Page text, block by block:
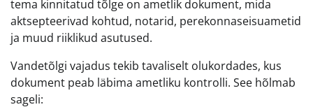
tema kinnitatud tõlge on ametlik dokument, mida
aktsepteerivad kohtud, notarid, perekonnaseisuametid
ja muud riiklikud asutused.
Vandetõlgi vajadus tekib tavaliselt olukordades, kus
dokument peab läbima ametliku kontrolli. See hõlmab
sageli: